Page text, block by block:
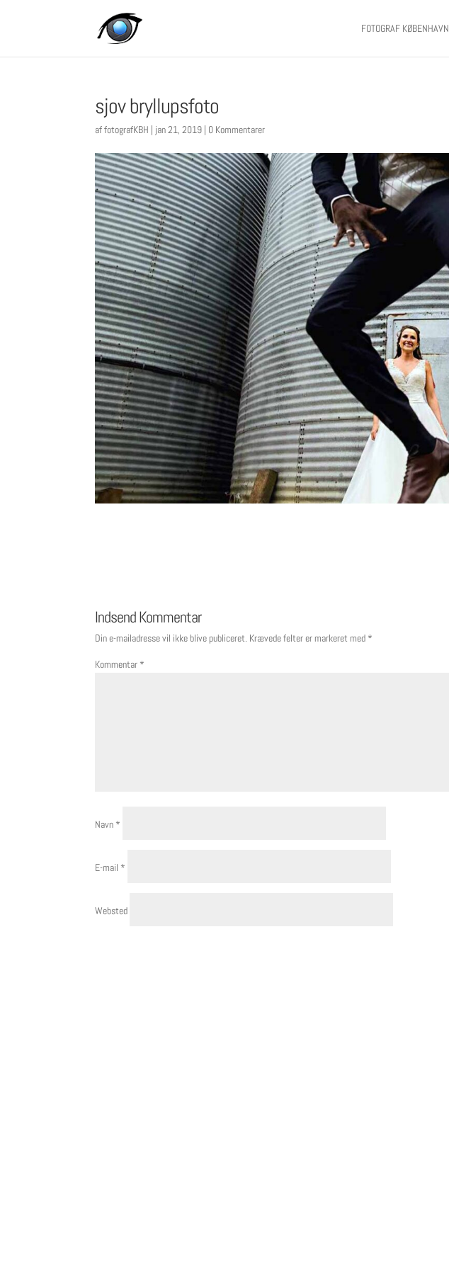
FOTOGRAF KØBENHAVN
sjov bryllupsfoto
affotografKBH | jan 21, 2019 | 0 Kommentarer
Indsend Kommentar
Din e-mailadresse vil ikke blive publiceret. Krævede felter er markeret med *
Kommentar *
Navn *
E-mail *
Websted